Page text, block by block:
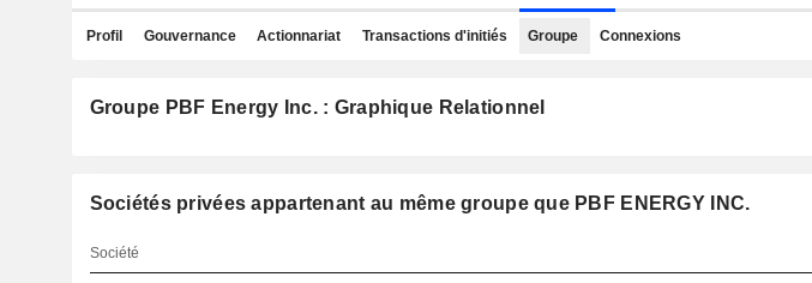
Profil Gouvernance Actionnariat Transactions d'initiés Groupe Connexions
Groupe PBF Energy Inc. : Graphique Relationnel
Sociétés privées appartenant au même groupe que PBF ENERGY INC.
Société